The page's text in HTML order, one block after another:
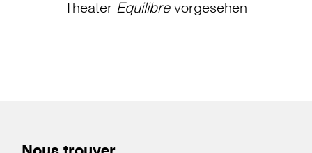
Theater Equilibrevorgesehen